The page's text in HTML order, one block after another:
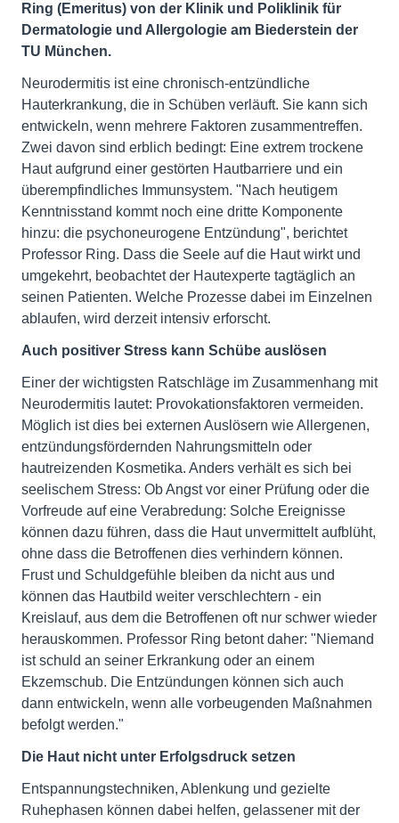
Ring (Emeritus) von der Klinik und Poliklinik für
Dermatologie und Allergologie am Biederstein der
TU München.
Neurodermitis ist eine chronisch-entzündliche
Hauterkrankung, die in Schüben verläuft. Sie kann sich
entwickeln, wenn mehrere Faktoren zusammentreffen.
Zwei davon sind erblich bedingt: Eine extrem trockene
Haut aufgrund einer gestörten Hautbarriere und ein
überempfindliches Immunsystem. "Nach heutigem
Kenntnisstand kommt noch eine dritte Komponente
hinzu: die psychoneurogene Entzündung", berichtet
Professor Ring. Dass die Seele auf die Haut wirkt und
umgekehrt, beobachtet der Hautexperte tagtäglich an
seinen Patienten. Welche Prozesse dabei im Einzelnen
ablaufen, wird derzeit intensiv erforscht.
Auch positiver Stress kann Schübe auslösen
Einer der wichtigsten Ratschläge im Zusammenhang mit
Neurodermitis lautet: Provokationsfaktoren vermeiden.
Möglich ist dies bei externen Auslösern wie Allergenen,
entzündungsfördernden Nahrungsmitteln oder
hautreizenden Kosmetika. Anders verhält es sich bei
seelischem Stress: Ob Angst vor einer Prüfung oder die
Vorfreude auf eine Verabredung: Solche Ereignisse
können dazu führen, dass die Haut unvermittelt aufblüht,
ohne dass die Betroffenen dies verhindern können.
Frust und Schuldgefühle bleiben da nicht aus und
können das Hautbild weiter verschlechtern - ein
Kreislauf, aus dem die Betroffenen oft nur schwer wieder
herauskommen. Professor Ring betont daher: "Niemand
ist schuld an seiner Erkrankung oder an einem
Ekzemschub. Die Entzündungen können sich auch
dann entwickeln, wenn alle vorbeugenden Maßnahmen
befolgt werden."
Die Haut nicht unter Erfolgsdruck setzen
Entspannungstechniken, Ablenkung und gezielte
Ruhephasen können dabei helfen, gelassener mit der